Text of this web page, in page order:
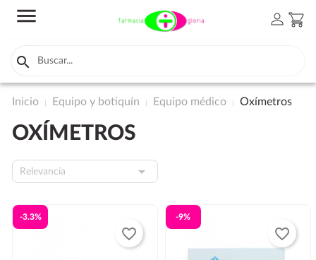
menu person shopping_cart

Inicio Equipo y botiquín Equipo médico Oxímetros
OXÍMETROS
Relevancia 
-3.3%
favorite_border
-9%
favorite_border